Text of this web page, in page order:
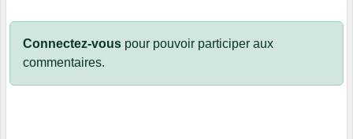
Connectez-vous pour pouvoir participer aux
commentaires.